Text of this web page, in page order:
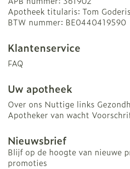
Apotheek titularis: Tom Goderis
BTW nummer: BE0440419590
Klantenservice
FAQ
Uw apotheek
Over ons Nuttige links
Apotheker van wacht
Nieuwsbrief
Blijf op de hoogte van nieuwe
promoties